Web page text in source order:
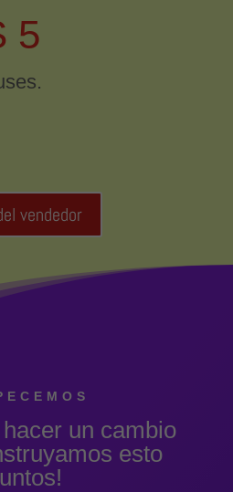
5
vendedor
un cambio
esto